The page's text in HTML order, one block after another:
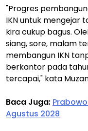
"Progres
IKN untuk mengejar
kira cukup bagus.
siang, sore, malam
membangun IKN
berkantor pada
tercapai," kata
Baca Juga:
Agustus 2028